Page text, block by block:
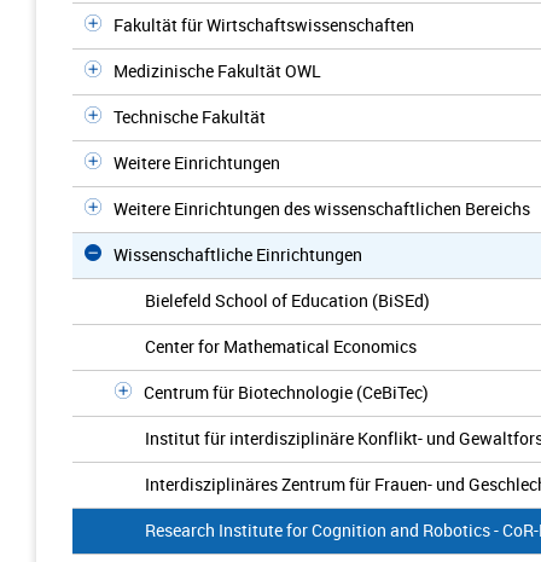
Fakultät für Wirtschaftswissenschaften
Medizinische Fakultät OWL
Technische Fakultät
Weitere Einrichtungen
Weitere Einrichtungen des wissenschaftlichen Bereichs
Wissenschaftliche Einrichtungen
Bielefeld School of Education (BiSEd)
Center for Mathematical Economics
Centrum für Biotechnologie (CeBiTec)
Institut für interdisziplinäre Konflikt- und
Interdisziplinäres Zentrum für Frauen- und
Research Institute for Cognition and Robotics -